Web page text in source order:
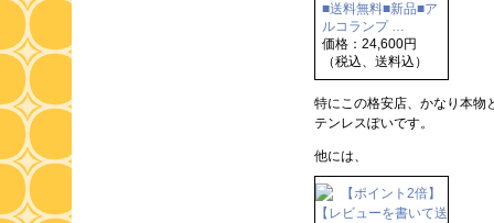
■送料無料■新品■ア
ルコランプ …
価格：24,600円
（税込、送料込）
特にこの格安店、かなり本物
テンレスぽいです。
他には、